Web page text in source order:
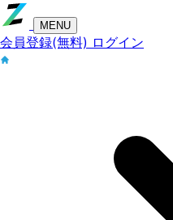
MENU
会員登録(無料) ログイン